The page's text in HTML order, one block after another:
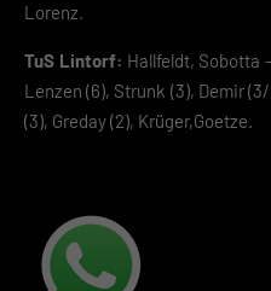
Lorenz.
TuS Lintorf: Hallfeldt, Sobotta
Lenzen (6), Strunk (3), Demir
(3), Greday (2), Krüger,Goetze.